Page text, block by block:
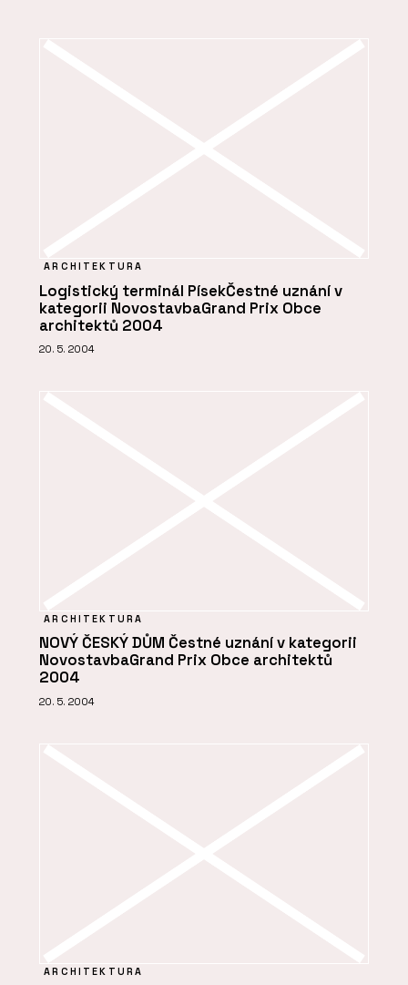
ARCHITEKTURA
Logistický terminál PísekČestné uznání v
kategorii NovostavbaGrand Prix Obce
architektů 2004
20. 5. 2004
ARCHITEKTURA
NOVÝ ČESKÝ DŮM Čestné uznání v kategorii
NovostavbaGrand Prix Obce architektů
2004
20. 5. 2004
ARCHITEKTURA